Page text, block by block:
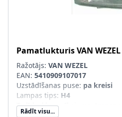
PamatlukturisVAN WEZEL
Ražotājs: VAN WEZEL
EAN: 5410909107017
Uzstādīšanas puse: pa kreisi
Lampas tips: H4
Tr. līdzekļa aprīkojums
Rādīt visu...